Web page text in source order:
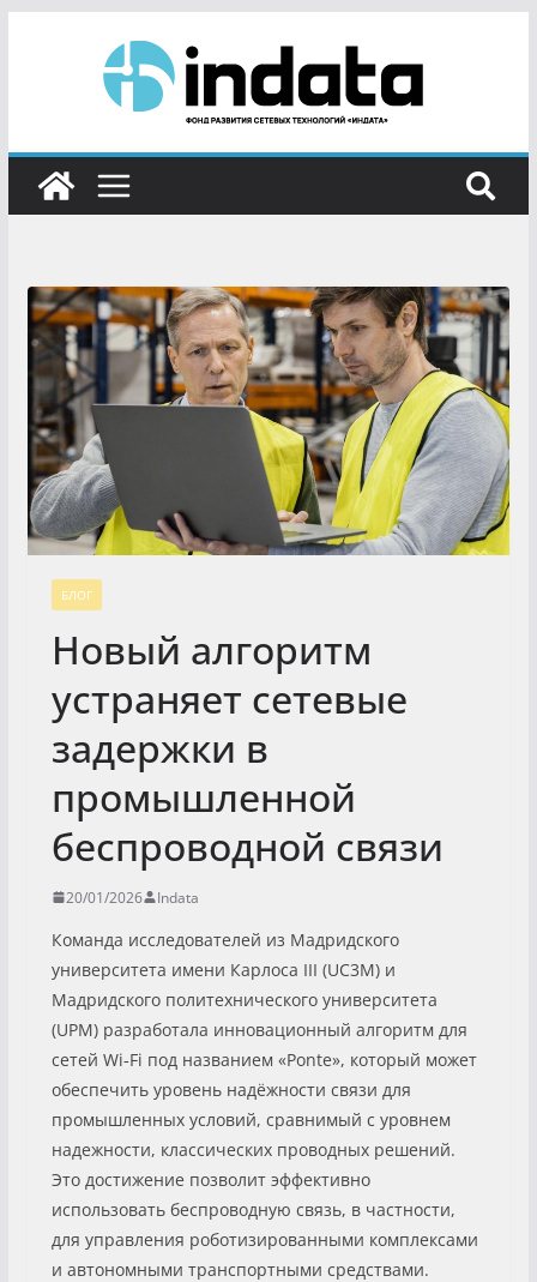
БЛОГ
Новый алгоритм
устраняет сетевые
задержки в
промышленной
беспроводной связи
20/01/2026 Indata
Команда исследователей из Мадридского
университета имени Карлоса III (UC3M) и
Мадридского политехнического университета
(UPM) разработала инновационный алгоритм для
сетей Wi‑Fi под названием «Ponte», который может
обеспечить уровень надёжности связи для
промышленных условий, сравнимый с уровнем
надежности, классических проводных решений.
Это достижение позволит эффективно
использовать беспроводную связь, в частности,
для управления роботизированными комплексами
и автономными транспортными средствами.